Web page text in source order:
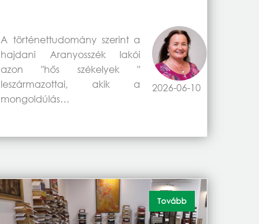
2026-06-10
A történettudomány szerint a
hajdani Aranyosszék lakói
azon "hős székelyek "
leszármazottai, akik a
mongoldúlás…
Tovább